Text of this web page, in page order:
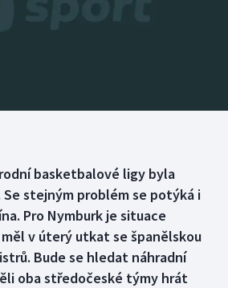
basketbalové ligy byla
stejným problém se potýká i
Pro Nymburk je situace
v úterý utkat se španělskou
Bude se hledat náhradní
oba středočeské týmy hrát